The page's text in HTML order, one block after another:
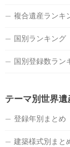
複合遺産ランキ
国別ランキング
国別登録数ラン
テーマ別世界遺
登録年別まとめ
建築様式別まと